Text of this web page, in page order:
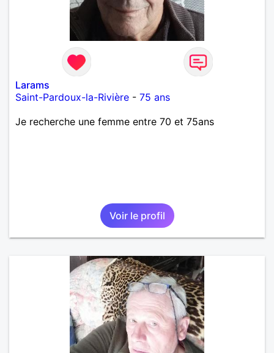
Larams
Saint-Pardoux-la-Rivière - 75 ans
Je recherche une femme entre 70 et 75ans
Voir le profil